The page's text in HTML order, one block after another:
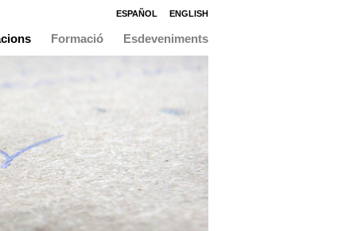
ESPAÑOL ENGLISH
Formació Esdeveniments